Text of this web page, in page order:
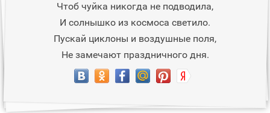
Чтоб чуйка никогда не подводила,
И солнышко из космоса светило.
Пускай циклоны и воздушные поля,
Не замечают праздничного дня.